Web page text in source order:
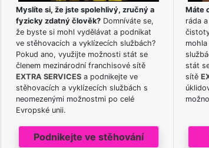
Myslíte si, že jste spolehlivý, zručný a
fyzicky zdatný člověk?Domníváte se,
že byste si mohl vydělávat a podnikat
ve stěhovacích a vyklízecích službách?
Pokud ano, využijte možnosti stát se
členem mezinárodní franchisové sítě
EXTRA SERVICESa podnikejte ve
stěhovacích a vyklízecích službách s
neomezenými možnostmi po celé
Evropské unii.
Podnikejte ve stěhování
Máte
ráda
stát
sítě